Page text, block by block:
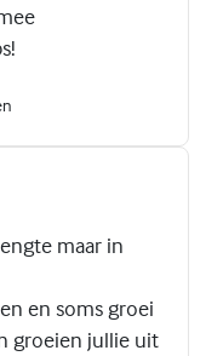
maar in
en soms groei
groeien jullie uit